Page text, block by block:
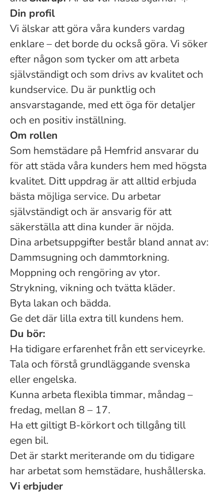
Din profil
Vi älskar att göra våra kunders vardag
enklare – det borde du också göra. Vi söker
efter någon som tycker om att arbeta
självständigt och som drivs av kvalitet och
kundservice. Du är punktlig och
ansvarstagande, med ett öga för detaljer
och en positiv inställning.
Om rollen
Som hemstädare på Hemfrid ansvarar du
för att städa våra kunders hem med högsta
kvalitet. Ditt uppdrag är att alltid erbjuda
bästa möjliga service. Du arbetar
självständigt och är ansvarig för att
säkerställa att dina kunder är nöjda.
Dina arbetsuppgifter består bland annat av:
Dammsugning och dammtorkning.
Moppning och rengöring av ytor.
Strykning, vikning och tvätta kläder.
Byta lakan och bädda.
Ge det där lilla extra till kundens hem.
Du bör:
Ha tidigare erfarenhet från ett serviceyrke.
Tala och förstå grundläggande svenska
eller engelska.
Kunna arbeta flexibla timmar, måndag –
fredag, mellan 8 – 17.
Ha ett giltigt B-körkort och tillgång till
egen bil.
Det är starkt meriterande om du tidigare
har arbetat som hemstädare, hushållerska.
Vi erbjuder